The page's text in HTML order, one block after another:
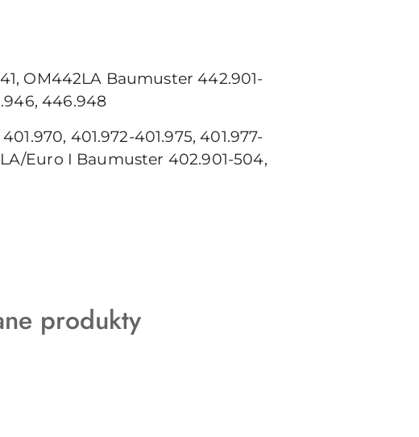
OM442LA Baumuster 442.901-
446.948
401.972-401.975, 401.977-
Euro I Baumuster 402.901-504,
produkty